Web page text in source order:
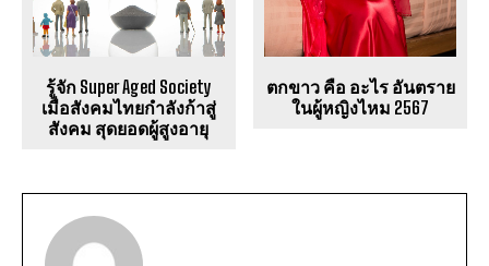
รู้จัก Super Aged Society
เมื่อสังคมไทยกำลังก้าสู่
สังคม สุดยอดผู้สูงอายุ
ตกขาว คือ อะไร อันตราย
ในผู้หญิงไหม 2567